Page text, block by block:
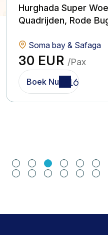
Hurghada Super
Quadrijden, Rode
Soma bay & Safaga
30 EUR /Pax
Boek Nu